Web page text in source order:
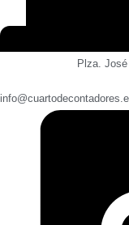
Plza.